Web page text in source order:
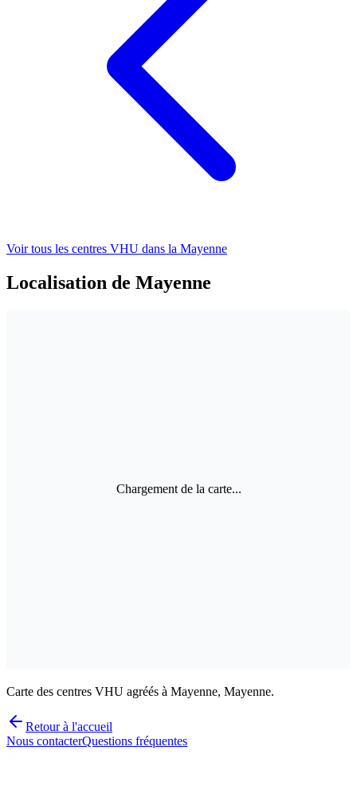
Voir tous les centres VHU dans la Mayenne
Localisation de Mayenne
Chargement de la carte...
Carte des centres VHU agréés à Mayenne, Mayenne.
Retour à l'accueil
Nous contacterQuestions fréquentes